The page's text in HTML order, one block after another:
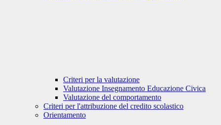
Criteri per la valutazione
Valutazione Insegnamento Educazione Civica
Valutazione del comportamento
Criteri per l'attribuzione del credito scolastico
Orientamento